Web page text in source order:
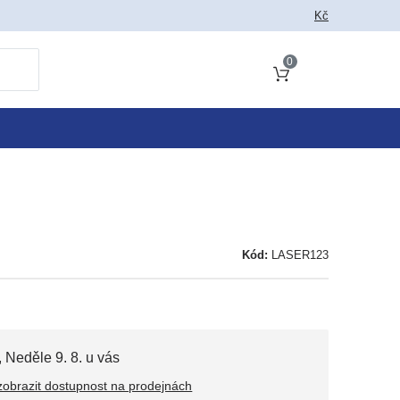
Kč
0
Kód: LASER123
, Neděle 9. 8. u vás
dostupnost na prodejnách